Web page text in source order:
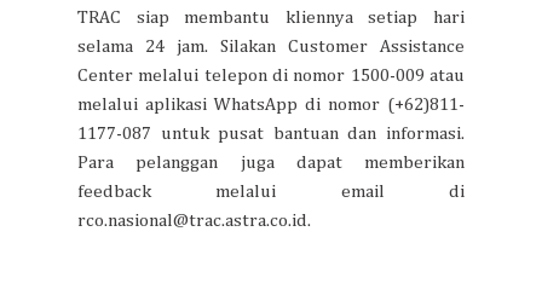
TRAC siap membantu kliennya setiap hari
selama 24 jam. Silakan Customer Assistance
Center melalui telepon di nomor 1500-009 atau
melalui aplikasi WhatsApp di nomor (+62)811-
1177-087 untuk pusat bantuan dan informasi.
Para pelanggan juga dapat memberikan
feedback melalui email di
rco.nasional@trac.astra.co.id.